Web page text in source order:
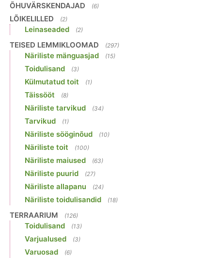
ÕHUVÄRSKENDAJAD (6)
LÕIKELILLED (2)
Leinaseaded (2)
TEISED LEMMIKLOOMAD (297)
Näriliste mänguasjad (15)
Toidulisand (3)
Külmutatud toit (1)
Täissööt (8)
Näriliste tarvikud (34)
Tarvikud (1)
Näriliste sööginõud (10)
Näriliste toit (100)
Näriliste maiused (63)
Näriliste puurid (27)
Näriliste allapanu (24)
Näriliste toidulisandid (18)
TERRAARIUM (126)
Toidulisand (13)
Varjualused (3)
Varuosad (6)